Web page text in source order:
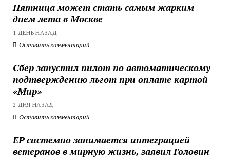
Пятница может стать самым жарким
днем лета в Москве
1 ДЕНЬ НАЗАД
Оставить комментарий
Сбер запустил пилот по автоматическому
подтверждению льгот при оплате картой
«Мир»
2 ДНЯ НАЗАД
Оставить комментарий
ЕР системно занимается интеграцией
ветеранов в мирную жизнь, заявил Головин